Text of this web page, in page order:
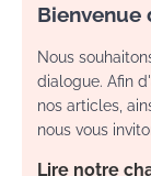
Bienvenue
Nous
dialogue. Afin
nos articles,
nous vous
Lire notre